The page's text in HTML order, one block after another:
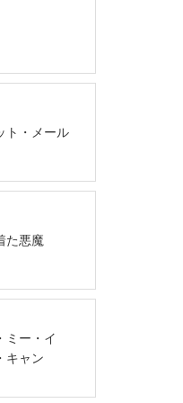
ト・メール
た悪魔
ミー・イ
キャン